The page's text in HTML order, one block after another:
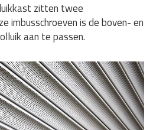
zitten twee
imbusschroeven is de boven- en
aan te passen.